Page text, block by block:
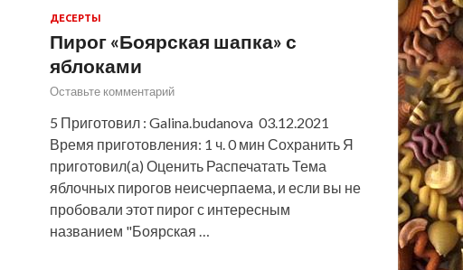
ДЕСЕРТЫ
Пирог «Боярская шапка» с
яблоками
Оставьте комментарий
5 Приготовил : Galina.budanova 03.12.2021
Время приготовления: 1 ч. 0 мин Сохранить Я
приготовил(а) Оценить Распечатать Тема
яблочных пирогов неисчерпаема, и если вы не
пробовали этот пирог с интересным
названием "Боярская …